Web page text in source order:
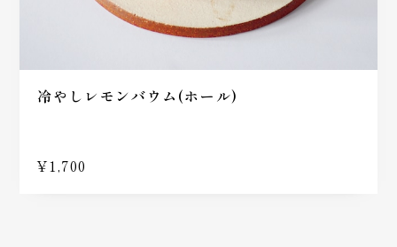
冷やしレモンバウム(ホール)
¥1,700